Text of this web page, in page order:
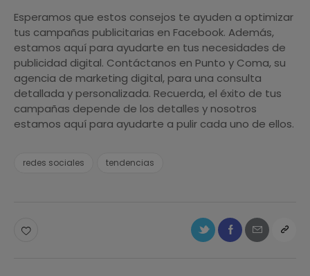
Esperamos que estos consejos te ayuden a optimizar
tus campañas publicitarias en Facebook. Además,
estamos aquí para ayudarte en tus necesidades de
publicidad digital. Contáctanos en Punto y Coma, su
agencia de marketing digital, para una consulta
detallada y personalizada. Recuerda, el éxito de tus
campañas depende de los detalles y nosotros
estamos aquí para ayudarte a pulir cada uno de ellos.
redes sociales tendencias